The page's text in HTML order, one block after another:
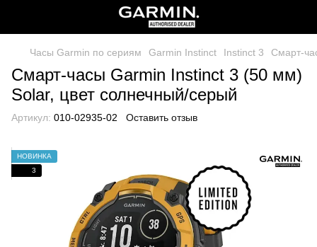
Часы Garmin по сериям Garmin Instinct Instinct 3 Смарт-
Смарт-часы Garmin Instinct 3 (50 мм)
Solar, цвет солнечный/серый
Артикул: 010-02935-02 Оставить отзыв
НОВИНКА
3